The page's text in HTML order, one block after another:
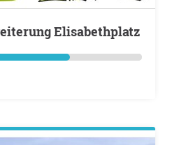
Elisabethplatz